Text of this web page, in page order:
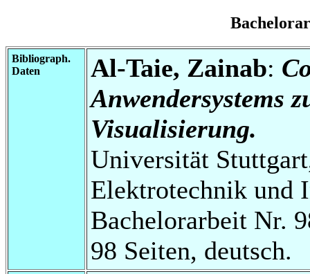
Bibliograph.
Daten
Al-Taie, Zainab:
Anwendersystems
Visualisierung.
Universität
Elektrotechnik und
Bachelorarbeit Nr.
98 Seiten, deutsch.